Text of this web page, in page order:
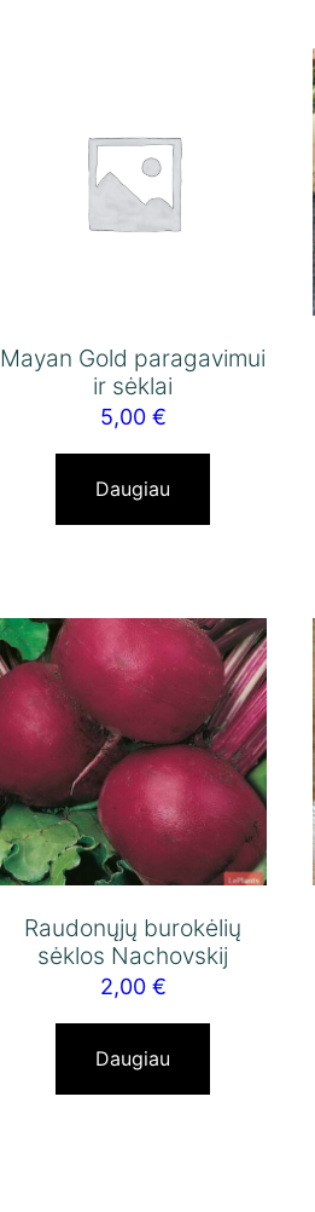
Mayan Gold paragavimui
ir sėklai
5,00 €
Daugiau
Raudonųjų burokėlių
sėklos Nachovskij
2,00 €
Daugiau